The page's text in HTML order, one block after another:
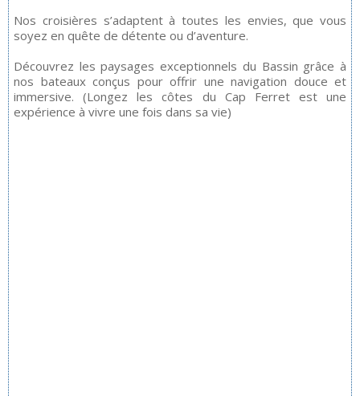
Nos croisières s’adaptent à toutes les envies, que vous
soyez en quête de détente ou d’aventure.
Découvrez les paysages exceptionnels du Bassin grâce à
nos bateaux conçus pour offrir une navigation douce et
immersive. (Longez les côtes du Cap Ferret est une
expérience à vivre une fois dans sa vie)